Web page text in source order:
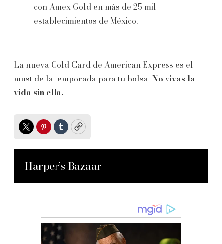
con Amex Gold en más de 25 mil
establecimientos de México.
La nueva Gold Card de American Express es el
must de la temporada para tu bolsa.No vivas la
vida sin ella.
TwitterPinterest
TumblrCopy
Harper’s Bazaar